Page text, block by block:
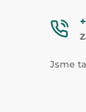
Jsme